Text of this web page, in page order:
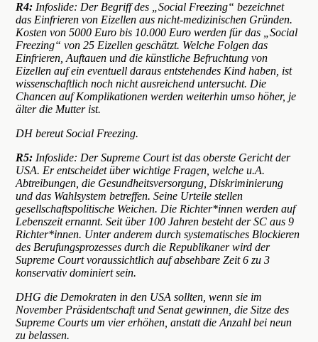
R4: Infoslide: Der Begriff des „Social Freezing“ bezeichnet
das Einfrieren von Eizellen aus nicht-medizinischen Gründen.
Kosten von 5000 Euro bis 10.000 Euro werden für das „Social
Freezing“ von 25 Eizellen geschätzt. Welche Folgen das
Einfrieren, Auftauen und die künstliche Befruchtung von
Eizellen auf ein eventuell daraus entstehendes Kind haben, ist
wissenschaftlich noch nicht ausreichend untersucht. Die
Chancen auf Komplikationen werden weiterhin umso höher, je
älter die Mutter ist.
DH bereut Social Freezing.
R5: Infoslide: Der Supreme Court ist das oberste Gericht der
USA. Er entscheidet über wichtige Fragen, welche u.A.
Abtreibungen, die Gesundheitsversorgung, Diskriminierung
und das Wahlsystem betreffen. Seine Urteile stellen
gesellschaftspolitische Weichen. Die Richter*innen werden auf
Lebenszeit ernannt. Seit über 100 Jahren besteht der SC aus 9
Richter*innen. Unter anderem durch systematisches Blockieren
des Berufungsprozesses durch die Republikaner wird der
Supreme Court voraussichtlich auf absehbare Zeit 6 zu 3
konservativ dominiert sein.
DHG die Demokraten in den USA sollten, wenn sie im
November Präsidentschaft und Senat gewinnen, die Sitze des
Supreme Courts um vier erhöhen, anstatt die Anzahl bei neun
zu belassen.